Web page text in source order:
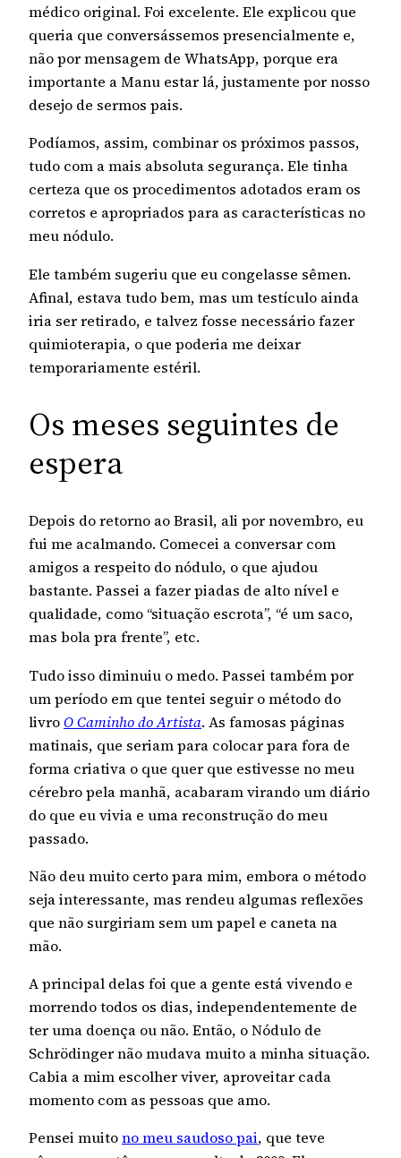
médico original. Foi excelente. Ele explicou que
queria que conversássemos presencialmente e,
não por mensagem de WhatsApp, porque era
importante a Manu estar lá, justamente por nosso
desejo de sermos pais.
Podíamos, assim, combinar os próximos passos,
tudo com a mais absoluta segurança. Ele tinha
certeza que os procedimentos adotados eram os
corretos e apropriados para as características no
meu nódulo.
Ele também sugeriu que eu congelasse sêmen.
Afinal, estava tudo bem, mas um testículo ainda
iria ser retirado, e talvez fosse necessário fazer
quimioterapia, o que poderia me deixar
temporariamente estéril.
Os meses seguintes de
espera
Depois do retorno ao Brasil, ali por novembro, eu
fui me acalmando. Comecei a conversar com
amigos a respeito do nódulo, o que ajudou
bastante. Passei a fazer piadas de alto nível e
qualidade, como “situação escrota”, “é um saco,
mas bola pra frente”, etc.
Tudo isso diminuiu o medo. Passei também por
um período em que tentei seguir o método do
livro O Caminho do Artista. As famosas páginas
matinais, que seriam para colocar para fora de
forma criativa o que quer que estivesse no meu
cérebro pela manhã, acabaram virando um diário
do que eu vivia e uma reconstrução do meu
passado.
Não deu muito certo para mim, embora o método
seja interessante, mas rendeu algumas reflexões
que não surgiriam sem um papel e caneta na
mão.
A principal delas foi que a gente está vivendo e
morrendo todos os dias, independentemente de
ter uma doença ou não. Então, o Nódulo de
Schrödinger não mudava muito a minha situação.
Cabia a mim escolher viver, aproveitar cada
momento com as pessoas que amo.
Pensei muitono meu saudoso pai, que teve